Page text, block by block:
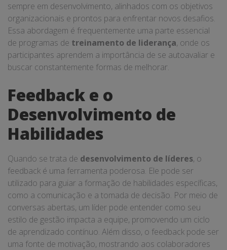
sempre em desenvolvimento, alinhados com os objetivos
organizacionais e prontos para enfrentar novos desafios.
Essa abordagem é frequentemente uma parte essencial
de programas de treinamento de liderança, onde os
participantes aprendem a importância de se autoavaliar e
buscar constantemente formas de melhorar.
Feedback e o
Desenvolvimento de
Habilidades
Quando se trata de desenvolvimento de líderes, o
feedback é uma ferramenta poderosa. Ele pode ser
utilizado para guiar a formação de habilidades específicas,
como a comunicação e a tomada de decisão. Por meio de
conversas abertas, um líder pode entender como seu
estilo de gestão impacta a equipe, promovendo um ciclo
de aprendizado contínuo. Além disso, o feedback pode ser
uma fonte de motivação, mostrando aos colaboradores